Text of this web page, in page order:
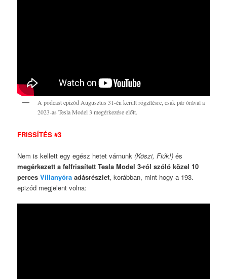
A podcast epizód Augusztus 31-én került rögzítésre, csak pár órával a
2023-as Tesla Model 3 megérkezése előtt.
FRISSÍTÉS #3
Nem is kellett egy egész hetet várnunk(Köszi, Fiúk!) és
megérkezett a felfrissített Tesla Model 3-ról szóló közel 10
percesVillanyóra adásrészlet, korábban, mint hogy a 193.
epizód megjelent volna: